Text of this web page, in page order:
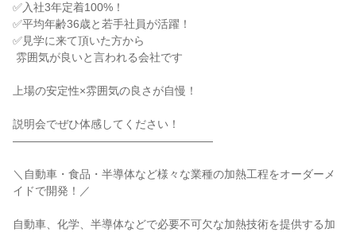
✅入社3年定着100%！
✅平均年齢36歳と若手社員が活躍！
✅見学に来て頂いた方から
上場の安定性×雰囲気の良さが自慢！
説明会でぜひ体感してください！
――――――――――――――――――
＼自動車・食品・半導体など様々な業種の加熱工程をオーダーメ
イドで開発！／
自動車、化学、半導体などで必要不可欠な加熱技術を提供する加